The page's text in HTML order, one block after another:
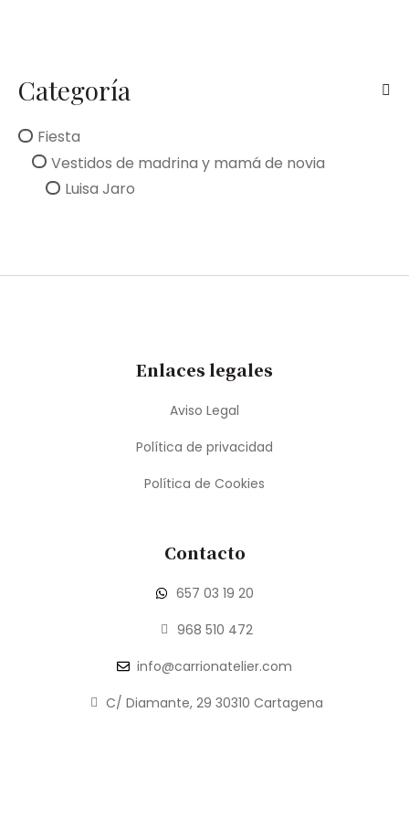
Categoría
Fiesta
Vestidos de madrina y mamá de novia
Luisa Jaro
Enlaces legales
Aviso Legal
Política de privacidad
Política de Cookies
Contacto
657 03 19 20
968 510 472
info@carrionatelier.com
C/ Diamante, 29 30310 Cartagena